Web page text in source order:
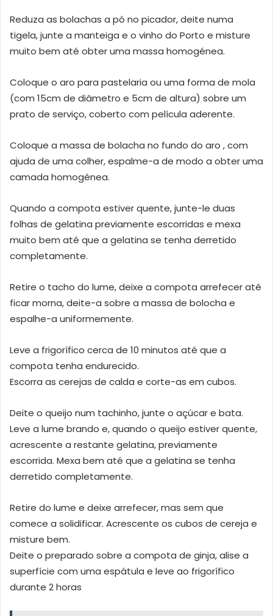
Reduza as bolachas a pó no picador, deite numa
tigela, junte a manteiga e o vinho do Porto e misture
muito bem até obter uma massa homogénea.
Coloque o aro para pastelaria ou uma forma de mola
(com 15cm de diâmetro e 5cm de altura) sobre um
prato de serviço, coberto com película aderente.
Coloque a massa de bolacha no fundo do aro , com
ajuda de uma colher, espalme-a de modo a obter uma
camada homogénea.
Quando a compota estiver quente, junte-le duas
folhas de gelatina previamente escorridas e mexa
muito bem até que a gelatina se tenha derretido
completamente.
Retire o tacho do lume, deixe a compota arrefecer até
ficar morna, deite-a sobre a massa de bolocha e
espalhe-a uniformemente.
Leve a frigorífico cerca de 10 minutos até que a
compota tenha endurecido.
Escorra as cerejas de calda e corte-as em cubos.
Deite o queijo num tachinho, junte o açúcar e bata.
Leve a lume brando e, quando o queijo estiver quente,
acrescente a restante gelatina, previamente
escorrida. Mexa bem até que a gelatina se tenha
derretido completamente.
Retire do lume e deixe arrefecer, mas sem que
comece a solidificar. Acrescente os cubos de cereja e
misture bem.
Deite o preparado sobre a compota de ginja, alise a
superfície com uma espátula e leve ao frigorífico
durante 2 horas